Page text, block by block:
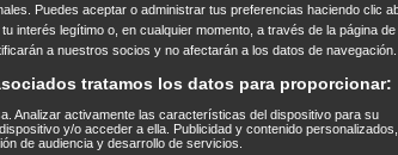
Puedes aceptar o administrar tus preferencias haciendo clic
interés legítimo o, en cualquier momento, a través de la página de
a nuestros socios y no afectarán a los datos de navegación.
tratamos los datos para proporcionar:
Analizar activamente las características del dispositivo para su
y/o acceder a ella. Publicidad y contenido personalizados,
de audiencia y desarrollo de servicios.